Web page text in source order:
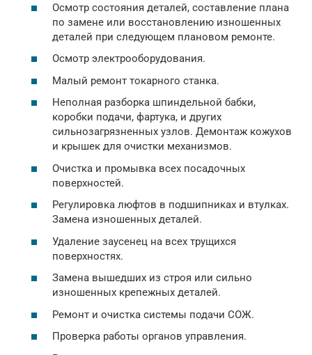
Осмотр состояния деталей, составление плана
по замене или восстановлению изношенных
деталей при следующем плановом ремонте.
Осмотр электрооборудования.
Малый ремонт токарного станка.
Неполная разборка шпиндельной бабки,
коробки подачи, фартука, и других
сильнозагрязненных узлов. Демонтаж кожухов
и крышек для очистки механизмов.
Очистка и промывка всех посадочных
поверхностей.
Регулировка люфтов в подшипниках и втулках.
Замена изношенных деталей.
Удаление заусенец на всех трущихся
поверхностях.
Замена вышедших из строя или сильно
изношенных крепежных деталей.
Ремонт и очистка системы подачи СОЖ.
Проверка работы органов управления.